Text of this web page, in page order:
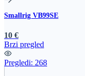
Smallrig VB99SE
10 €
Brzi pregled
Pregledi: 268